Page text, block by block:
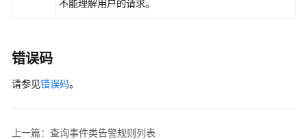
不能理解用户的请求。
错误码
请参见错误码。
上一篇：查询事件类告警规则列表